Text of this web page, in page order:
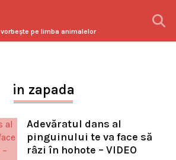
vorbeşte pe limba animalelor
in zapada
Adevăratul dans al
pinguinului te va face să
râzi în hohote – VIDEO